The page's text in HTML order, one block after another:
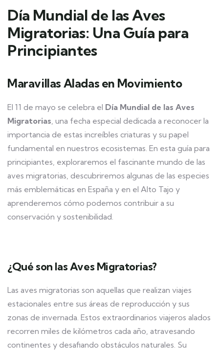
Día Mundial de las Aves
Migratorias: Una Guía para
Principiantes
Maravillas Aladas en Movimiento
El 11 de mayo se celebra el Día Mundial de las Aves
Migratorias, una fecha especial dedicada a reconocer la
importancia de estas increíbles criaturas y su papel
fundamental en nuestros ecosistemas. En esta guía para
principiantes, exploraremos el fascinante mundo de las
aves migratorias, descubriremos algunas de las especies
más emblemáticas en España y en el Alto Tajo y
aprenderemos cómo podemos contribuir a su
conservación y sostenibilidad.
¿Qué son las Aves Migratorias?
Las aves migratorias son aquellas que realizan viajes
estacionales entre sus áreas de reproducción y sus
zonas de invernada. Estos extraordinarios viajeros alados
recorren miles de kilómetros cada año, atravesando
continentes y desafiando obstáculos naturales. Su